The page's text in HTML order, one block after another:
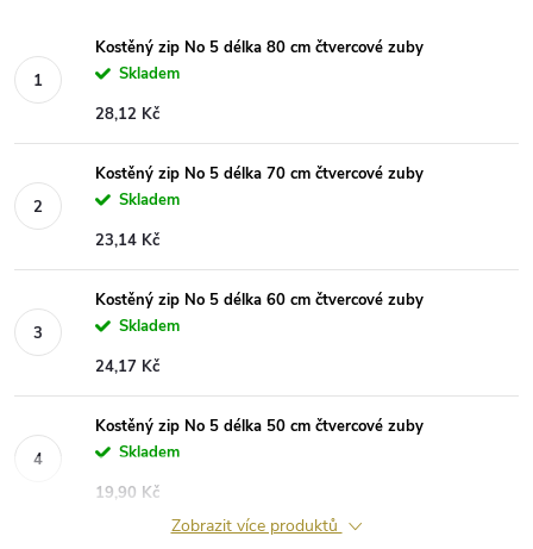
Kostěný zip No 5 délka 80 cm čtvercové zuby
Skladem
28,12 Kč
Kostěný zip No 5 délka 70 cm čtvercové zuby
Skladem
23,14 Kč
Kostěný zip No 5 délka 60 cm čtvercové zuby
Skladem
24,17 Kč
Kostěný zip No 5 délka 50 cm čtvercové zuby
Skladem
19,90 Kč
Zobrazit více produktů